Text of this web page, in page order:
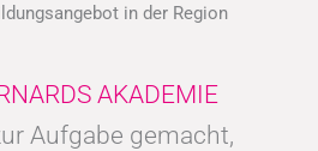
in der Region
AKADEMIE
Aufgabe gemacht,